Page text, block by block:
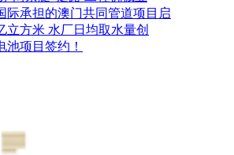
际承担的澳门共同管道项目启
立方米 水厂日均取水量创
池项目签约！